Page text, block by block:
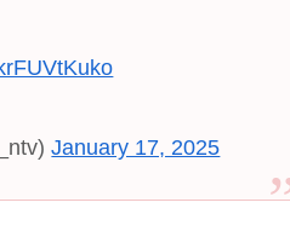
January 17, 2025